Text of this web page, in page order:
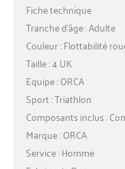
Fiche technique
Tranche d’âge : Adulte
Couleur : Flottabilité
Taille : 4 UK
Equipe : ORCA
Sport : Triathlon
Composants inclus :
Marque : ORCA
Service : Homme